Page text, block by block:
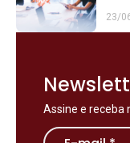
23/
Assine e receba